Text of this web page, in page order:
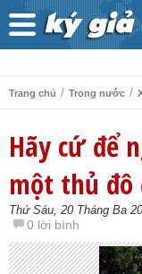
Trang chủ / Trong nước /
Hãy cứ để
một thủ
Thứ Sáu, 20 Tháng Ba
0 lời bình